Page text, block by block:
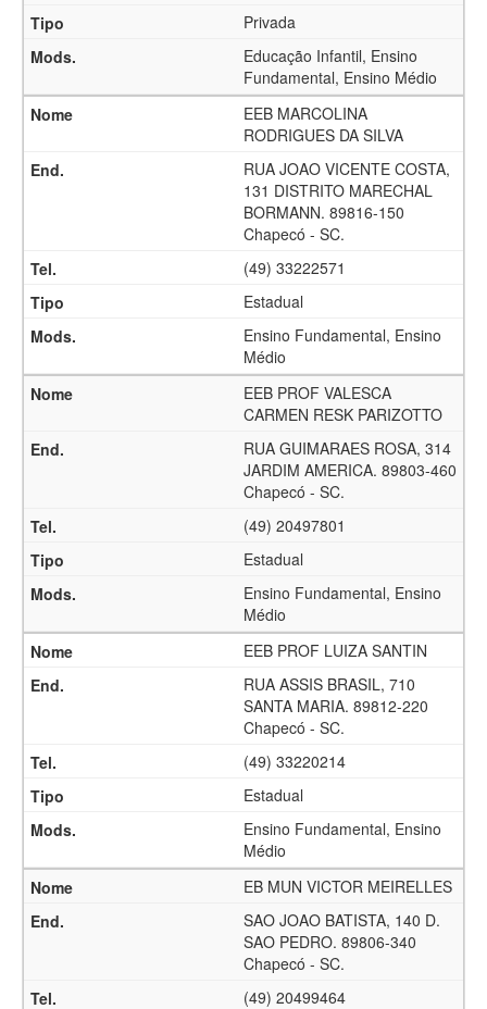
Privada
Educação Infantil, Ensino
Fundamental, Ensino Médio
EEB MARCOLINA
RODRIGUES DA SILVA
RUA JOAO VICENTE COSTA,
131 DISTRITO MARECHAL
BORMANN. 89816-150
Chapecó - SC.
(49) 33222571
Estadual
Ensino Fundamental, Ensino
Médio
EEB PROF VALESCA
CARMEN RESK PARIZOTTO
RUA GUIMARAES ROSA, 314
JARDIM AMERICA. 89803-460
Chapecó - SC.
(49) 20497801
Estadual
Ensino Fundamental, Ensino
Médio
EEB PROF LUIZA SANTIN
RUA ASSIS BRASIL, 710
SANTA MARIA. 89812-220
Chapecó - SC.
(49) 33220214
Estadual
Ensino Fundamental, Ensino
Médio
EB MUN VICTOR MEIRELLES
SAO JOAO BATISTA, 140 D.
SAO PEDRO. 89806-340
Chapecó - SC.
(49) 20499464